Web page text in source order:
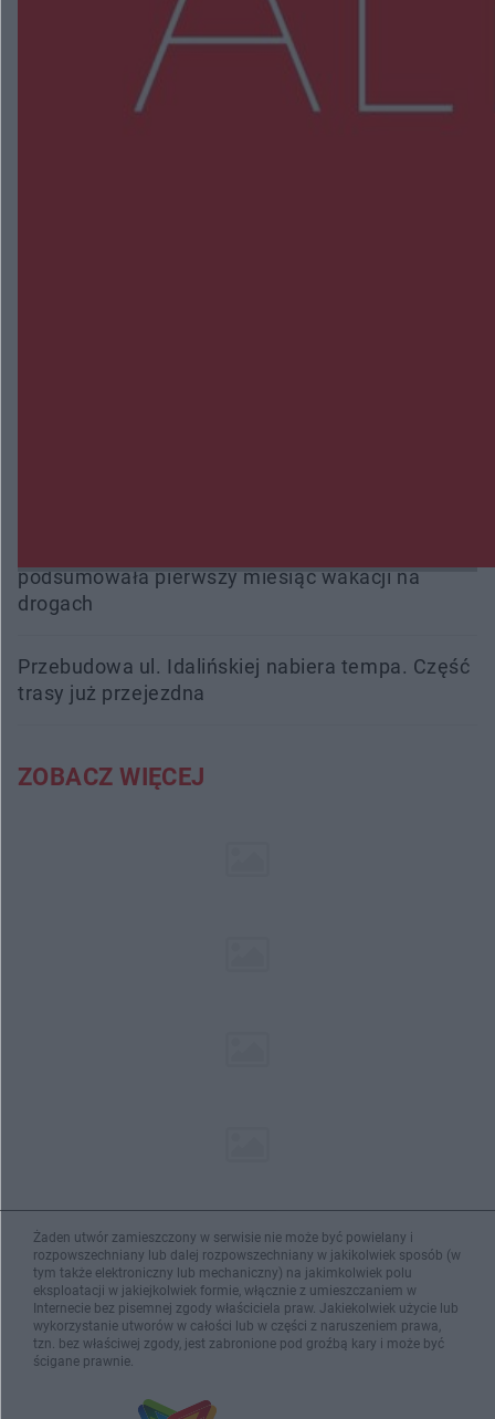
Więcej
podsumowała pierwszy miesiąc wakacji na
drogach
Przebudowa ul. Idalińskiej nabiera tempa. Część
trasy już przejezdna
ZOBACZ WIĘCEJ
Żaden utwór zamieszczony w serwisie nie może być powielany i
rozpowszechniany lub dalej rozpowszechniany w jakikolwiek sposób (w
tym także elektroniczny lub mechaniczny) na jakimkolwiek polu
eksploatacji w jakiejkolwiek formie, włącznie z umieszczaniem w
Internecie bez pisemnej zgody właściciela praw. Jakiekolwiek użycie lub
wykorzystanie utworów w całości lub w części z naruszeniem prawa,
tzn. bez właściwej zgody, jest zabronione pod groźbą kary i może być
ścigane prawnie.